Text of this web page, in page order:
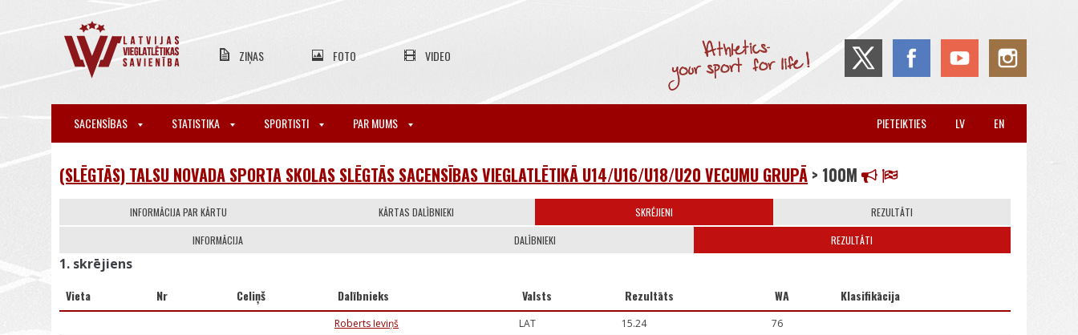
ZIŅAS FOTO VIDEO
SACENSĪBAS STATISTIKA SPORTISTI PAR MUMS EN
LV
PIETEIKTIES
(SLĒGTĀS) TALSU NOVADA SPORTA SKOLAS SLĒGTĀS SACENSĪBAS VIEGLATLĒTIKĀ U14/U16/U18/U20 VECUMU GRUPĀ > 100M
INFORMĀCIJA PAR KĀRTU KĀRTAS DALĪBNIEKI SKRĒJIENI REZULTĀTI
INFORMĀCIJA DALĪBNIEKI REZULTĀTI
1. skrējiens
Vieta Nr Celiņš Dalībnieks Valsts Rezultāts WA Klasifikācija
Roberts Ieviņš LAT 15.24
76